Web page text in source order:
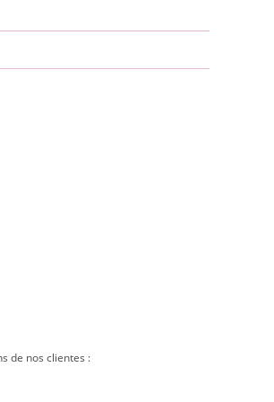
de nos clientes :